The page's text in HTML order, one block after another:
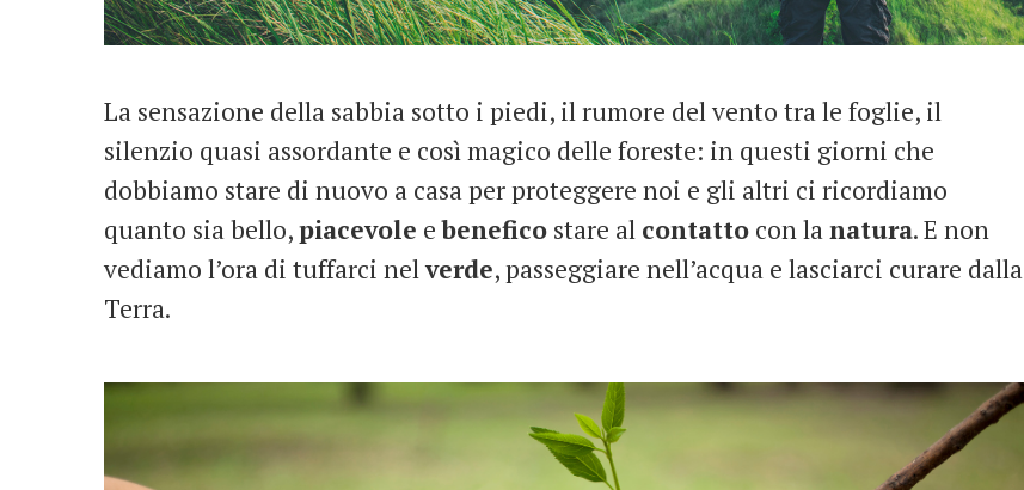
La sensazione della sabbia sotto i piedi, il rumore del vento tra le foglie, il
silenzio quasi assordante e così magico delle foreste: in questi giorni che
dobbiamo stare di nuovo a casa per proteggere noi e gli altri ci ricordiamo
quanto sia bello,piacevole ebenefico stare al contatto con lanatura. E non
vediamo l’ora di tuffarci nelverde, passeggiare nell’acqua e lasciarci curare dalla
Terra.